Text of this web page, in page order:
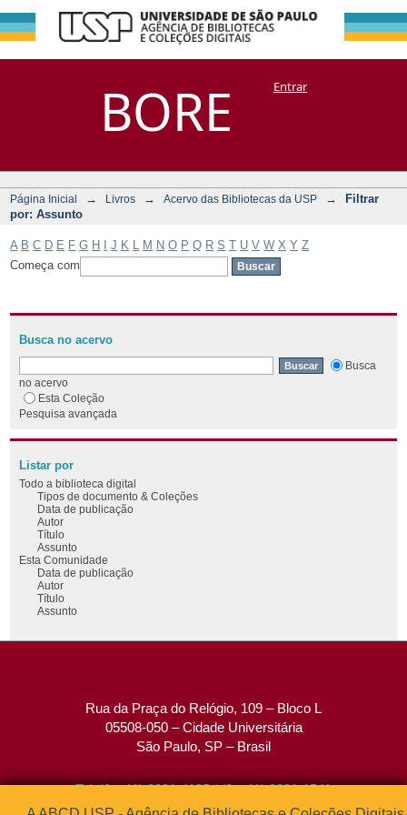
BORE
Filtrar por:
Assunto
DSpace/Manakin + CoriscoEntrar
Página Inicial → Livros → Acervo das Bibliotecas da USP →
Filtrar
por: Assunto
A B C D E F G H J K M N O P Q R S T U V W X Y Z
Começa com
Busca no acervo
Busca
no acervo
Esta Coleção
Pesquisa avançada
Listar por
Todo a biblioteca digital
Tipos de documento & Coleções
Data de publicação
Autor
Título
Assunto
Esta Comunidade
Data de publicação
Autor
Título
Assunto
Rua da Praça do Relógio, 109 – Bloco L
05508-050 – Cidade Universitária
São Paulo, SP – Brasil
Tel: (0xx11) 3091-4195 / (0xx11) 3091-1541
Fax: (0xx11) 3091-1567